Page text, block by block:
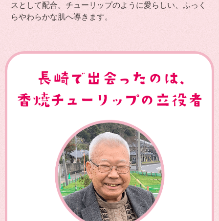
スとして配合。チューリップのように愛らしい、ふっく
らやわらかな肌へ導きます。